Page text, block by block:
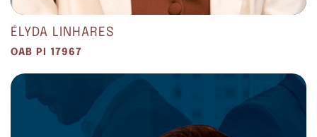
ÉLYDA LINHARES
OAB PI 17967